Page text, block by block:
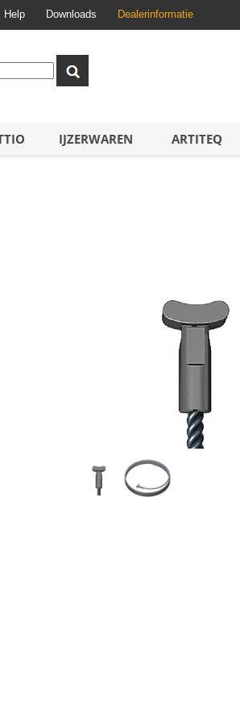
Help Downloads Dealerinformatie
IJZERWAREN ARTITEQ